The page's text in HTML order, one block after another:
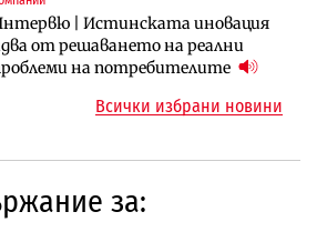
| Истинската иновация
от решаването на реални
на потребителите
възложи промяната на
план за
мост над Варненското
става част от бъдещата
Всички избрани новини
за: